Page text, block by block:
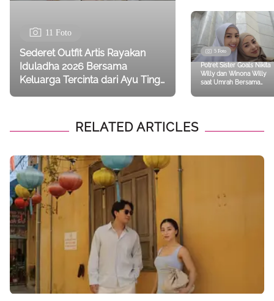
11 Foto
Sederet Outfit Artis Rayakan
Iduladha 2026 Bersama
Keluarga Tercinta dari Ayu Ting
5 Foto
Potret Sister Goals Nikita
Willy dan Winona Willy
saat Umrah Bersama
RELATED ARTICLES